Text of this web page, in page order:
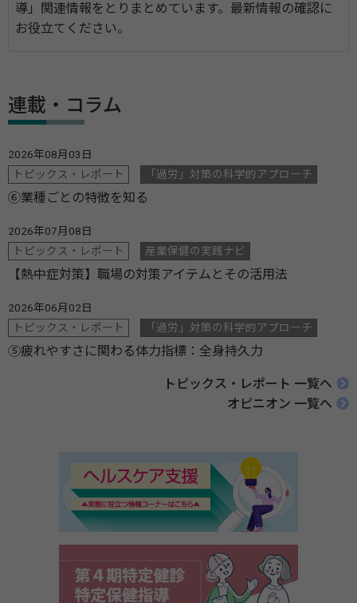
導」関連情報をとりまとめています。最新情報の確認に
お役立てください。
連載・コラム
2026年08月03日
トピックス・レポート
「過労」対策の科学的アプローチ
⑥業種ごとの特徴を知る
2026年07月08日
トピックス・レポート
産業保健の実践ナビ
【熱中症対策】職場の対策アイテムとその活用法
2026年06月02日
トピックス・レポート
「過労」対策の科学的アプローチ
⑤疲れやすさに関わる体力指標：全身持久力
トピックス・レポート 一覧へ
オピニオン 一覧へ